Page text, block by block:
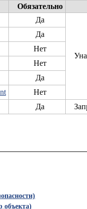
Обязательно
Да
Да
Нет
Нет
Да
Нет
Да
объекта)